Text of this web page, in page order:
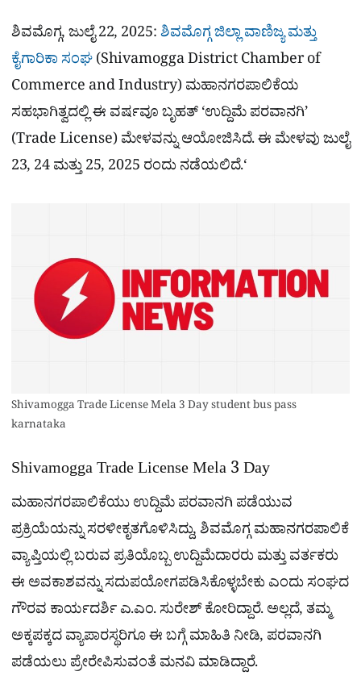
ಶಿವಮೊಗ್ಗ, ಜುಲೈ 22, 2025:ಶಿವಮೊಗ್ಗ ಜಿಲ್ಲಾ ವಾಣಿಜ್ಯ ಮತ್ತು
ಕೈಗಾರಿಕಾ ಸಂಘ(Shivamogga District Chamber of
Commerce and Industry) ಮಹಾನಗರಪಾಲಿಕೆಯ
ಸಹಭಾಗಿತ್ವದಲ್ಲಿ ಈ ವರ್ಷವೂ ಬೃಹತ್ ‘ಉದ್ದಿಮೆ ಪರವಾನಗಿ’
(Trade License) ಮೇಳವನ್ನು ಆಯೋಜಿಸಿದೆ. ಈ ಮೇಳವು ಜುಲೈ
23, 24 ಮತ್ತು 25, 2025 ರಂದು ನಡೆಯಲಿದೆ.‘
Shivamogga Trade License Mela 3 Day student bus pass
karnataka
Shivamogga Trade License Mela 3 Day
ಮಹಾನಗರಪಾಲಿಕೆಯು ಉದ್ದಿಮೆ ಪರವಾನಗಿ ಪಡೆಯುವ
ಪ್ರಕ್ರಿಯೆಯನ್ನು ಸರಳೀಕೃತಗೊಳಿಸಿದ್ದು, ಶಿವಮೊಗ್ಗ ಮಹಾನಗರಪಾಲಿಕೆ
ವ್ಯಾಪ್ತಿಯಲ್ಲಿ ಬರುವ ಪ್ರತಿಯೊಬ್ಬ ಉದ್ದಿಮೆದಾರರು ಮತ್ತು ವರ್ತಕರು
ಈ ಅವಕಾಶವನ್ನು ಸದುಪಯೋಗಪಡಿಸಿಕೊಳ್ಳಬೇಕು ಎಂದು ಸಂಘದ
ಗೌರವ ಕಾರ್ಯದರ್ಶಿ ಎ.ಎಂ. ಸುರೇಶ್ ಕೋರಿದ್ದಾರೆ. ಅಲ್ಲದೆ, ತಮ್ಮ
ಅಕ್ಕಪಕ್ಕದ ವ್ಯಾಪಾರಸ್ಥರಿಗೂ ಈ ಬಗ್ಗೆ ಮಾಹಿತಿ ನೀಡಿ, ಪರವಾನಗಿ
ಪಡೆಯಲು ಪ್ರೇರೇಪಿಸುವಂತೆ ಮನವಿ ಮಾಡಿದ್ದಾರೆ.